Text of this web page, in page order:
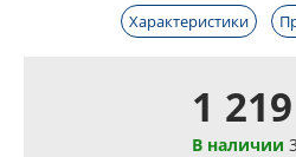
Характеристики
1
В наличии